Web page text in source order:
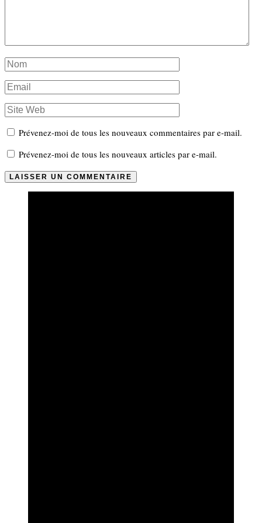
Prévenez-moi de tous les nouveaux commentaires par e-mail.
Prévenez-moi de tous les nouveaux articles par e-mail.